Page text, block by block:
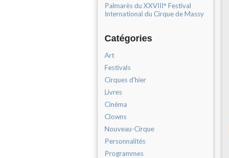
Palmarès du XXVIII° Festival
International du Cirque de Massy
Catégories
Art
Festivals
Cirques d'hier
Livres
Cinéma
Clowns
Nouveau-Cirque
Personnalités
Programmes